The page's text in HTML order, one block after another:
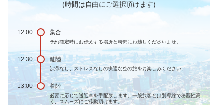
(時間は自由にご選択頂けます)
12:00 集合
予約確定時にお伝えする場所と時間にお越しくださいませ。
12:30 離陸
渋滞なし、ストレスなしの快適な空の旅をお楽しみください。
13:00 着陸
必要に応じて送迎車を手配致します。一般旅客とは別導線で秘匿性高
く、スムーズにご移動頂けます。